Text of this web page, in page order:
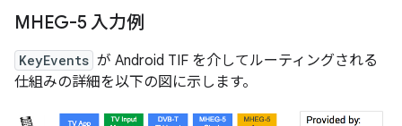
MHEG-5 入力例
KeyEvents が Android TIF を介してルーティングされる
仕組みの詳細を以下の図に示します。